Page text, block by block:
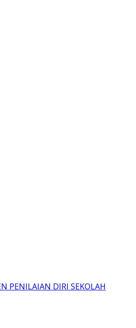
PENILAIAN DIRI SEKOLAH